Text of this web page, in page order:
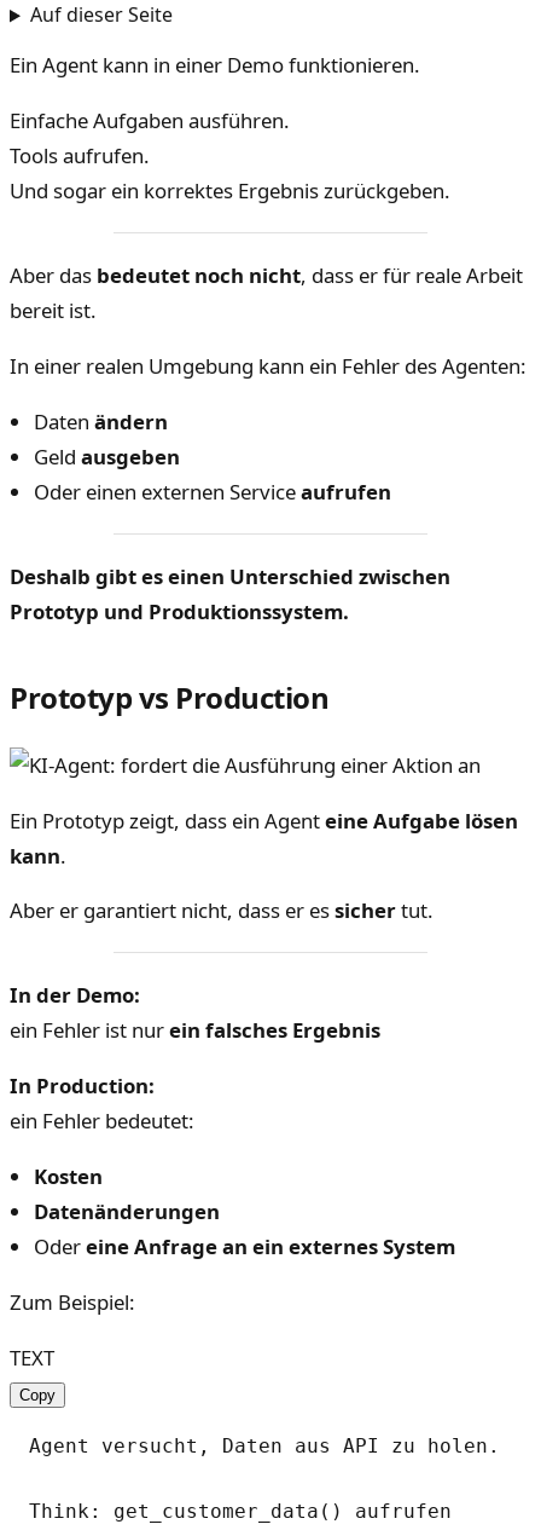
Auf dieser Seite
Ein Agent kann in einer Demo funktionieren.
Einfache Aufgaben ausführen.
Tools aufrufen.
Und sogar ein korrektes Ergebnis zurückgeben.
Aber das bedeutet noch nicht, dass er für reale Arbeit
bereit ist.
In einer realen Umgebung kann ein Fehler des Agenten:
Daten ändern
Geld ausgeben
Oder einen externen Serviceaufrufen
Deshalb gibt es einen Unterschied zwischen
Prototyp und Produktionssystem.
Prototyp vs Production
Ein Prototyp zeigt, dass ein Agenteine Aufgabe lösen
kann.
Aber er garantiert nicht, dass er essichertut.
In der Demo:
ein Fehler ist nurein falsches Ergebnis
In Production:
ein Fehler bedeutet:
Kosten
Datenänderungen
Odereine Anfrage an ein externes System
Zum Beispiel:
TEXT
Copy
Agent versucht, Daten aus API zu holen.
Think: get_customer_data() aufrufen